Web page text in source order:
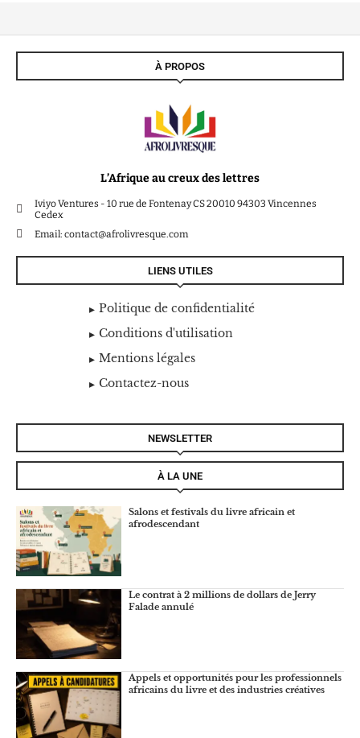
À PROPOS
L’Afrique au creux des lettres
Iviyo Ventures - 10 rue de Fontenay CS 20010 94303 Vincennes
Cedex
Email: contact@afrolivresque.com
LIENS UTILES
Politique de confidentialité
Conditions d'utilisation
Mentions légales
Contactez-nous
NEWSLETTER
À LA UNE
Salons et festivals du livre africain et
afrodescendant
Le contrat à 2 millions de dollars de Jerry
Falade annulé
Appels et opportunités pour les professionnels
africains du livre et des industries créatives